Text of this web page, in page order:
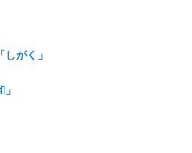
がく」